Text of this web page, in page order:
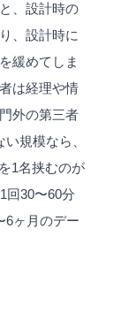
、設計時の
、設計時に
緩めてしま
は経理や情
外の第三者
規模なら、
1名挟むのが
回30〜60分
6ヶ月のデー